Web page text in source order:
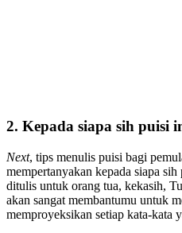
2. Kepada siapa sih puisi
Next, tips menulis puisi bagi
mempertanyakan kepada siapa
ditulis untuk orang tua, kekasih,
akan sangat membantumu untuk
memproyeksikan setiap kata-kata